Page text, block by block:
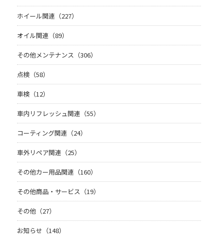
ホイール関連（227）
オイル関連（89）
その他メンテナンス（306）
点検（58）
車検（12）
車内リフレッシュ関連（55）
コーティング関連（24）
車外リペア関連（25）
その他カー用品関連（160）
その他商品・サービス（19）
その他（27）
お知らせ（148）